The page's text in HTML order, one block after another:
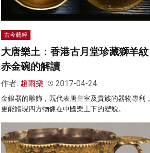
古今藝粹
大唐樂土：香港古月堂珍藏獅羊紋
赤金碗的解讀
作者: 趙雨樂 2017-04-24
金銀器的雕飾，既代表唐皇室及貴族的器物專利，
更能體現四方物像在中國樂土下的變貌。